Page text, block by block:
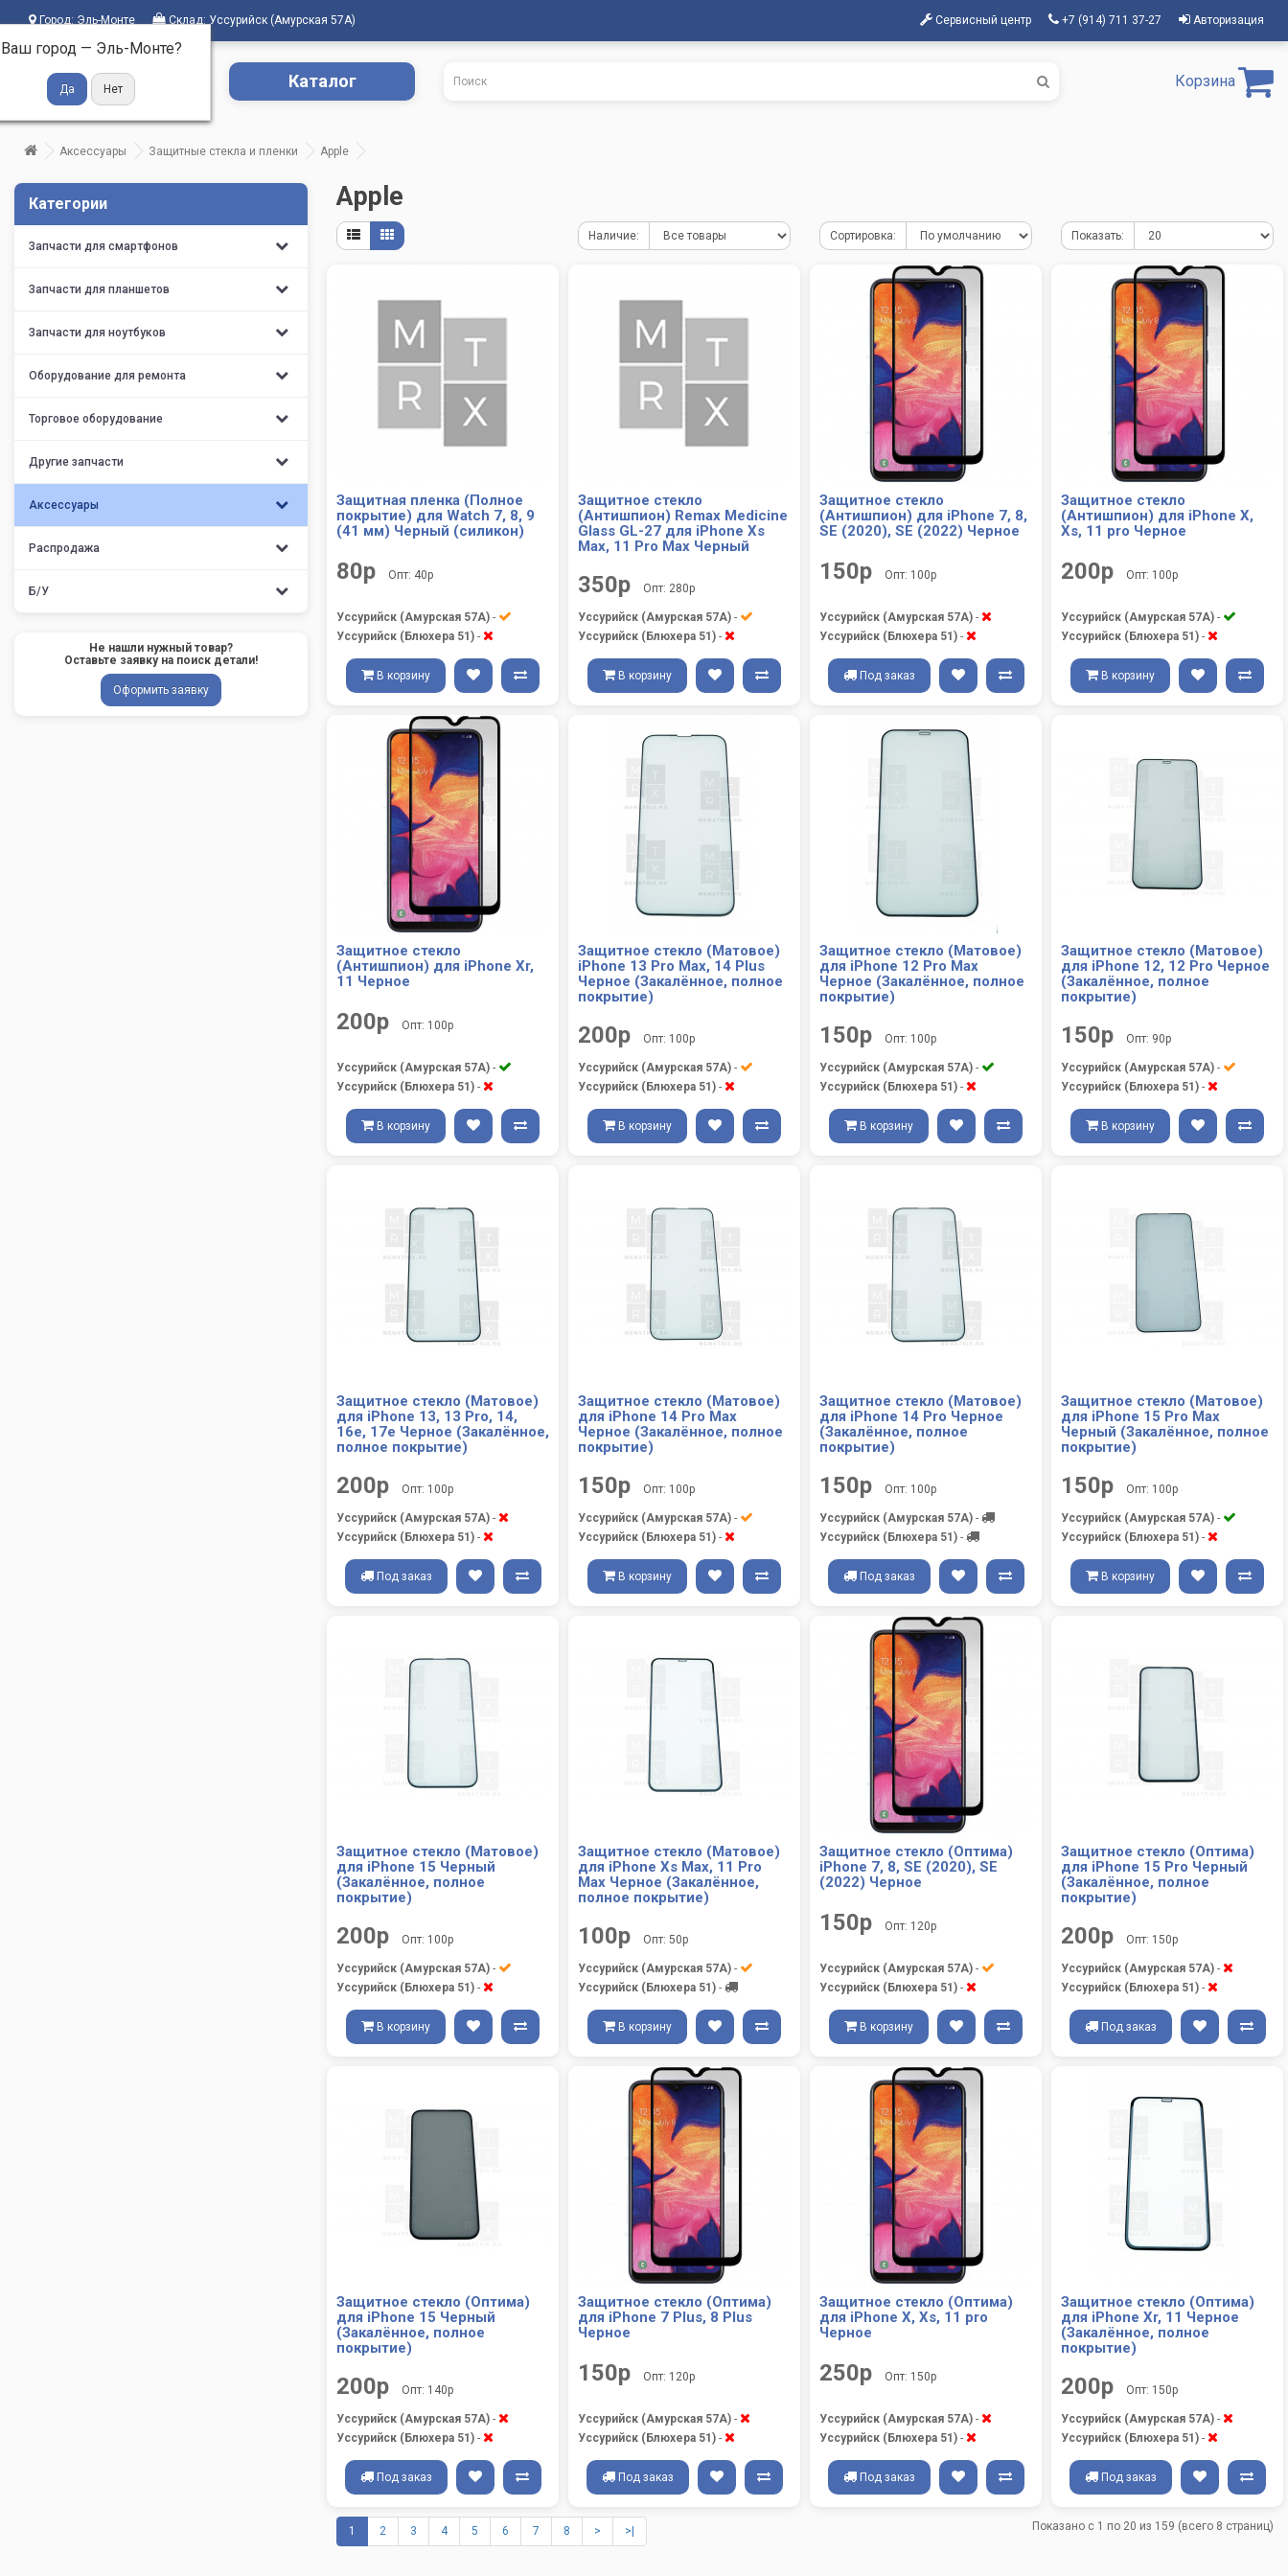
Город: Эль-Монте
Ваш город — Эль-Монте?
Склад: Уссурийск (Амурская 57А) Сервисный центр +7 (914) 711 37-27 Авторизация
Каталог Корзина
Аксессуары Защитные стекла и пленки Apple
Категории
Запчасти для смартфонов
Запчасти для планшетов
Запчасти для ноутбуков
Оборудование для ремонта
Торговое оборудование
Другие запчасти
Аксессуары
Распродажа
Б/У
Не нашли нужный товар?
Оставьте заявку на поиск детали!
Оформить заявку
Apple
Наличие: Сортировка: Показать:
Защитная пленка (Полное
покрытие) для Watch 7, 8, 9
(41 мм) Черный (силикон)
80р Опт: 40р
Уссурийск (Амурская 57А) -
Уссурийск (Блюхера 51) -
В корзину
Защитное стекло
(Антишпион) Remax Medicine
Glass GL-27 для iPhone Xs
Max, 11 Pro Max Черный
350р Опт: 280р
Уссурийск (Амурская 57А) -
Уссурийск (Блюхера 51) -
В корзину
Защитное стекло
(Антишпион) для iPhone 7, 8,
SE (2020), SE (2022) Черное
150р Опт: 100р
Уссурийск (Амурская 57А) -
Уссурийск (Блюхера 51) -
Под заказ
Защитное стекло
(Антишпион) для iPhone X,
Xs, 11 pro Черное
200р Опт: 100р
Уссурийск (Амурская 57А) -
Уссурийск (Блюхера 51) -
В корзину
Защитное стекло
(Антишпион) для iPhone Xr,
11 Черное
200р Опт: 100р
Уссурийск (Амурская 57А) -
Уссурийск (Блюхера 51) -
В корзину
Защитное стекло (Матовое)
iPhone 13 Pro Max, 14 Plus
Черное (Закалённое, полное
покрытие)
200р Опт: 100р
Уссурийск (Амурская 57А) -
Уссурийск (Блюхера 51) -
В корзину
Защитное стекло (Матовое)
для iPhone 12 Pro Max
Черное (Закалённое, полное
покрытие)
150р Опт: 100р
Уссурийск (Амурская 57А) -
Уссурийск (Блюхера 51) -
В корзину
Защитное стекло (Матовое)
для iPhone 12, 12 Pro Черное
(Закалённое, полное
покрытие)
150р Опт: 90р
Уссурийск (Амурская 57А) -
Уссурийск (Блюхера 51) -
В корзину
Защитное стекло (Матовое)
для iPhone 13, 13 Pro, 14,
16e, 17e Черное (Закалённое,
полное покрытие)
200р Опт: 100р
Уссурийск (Амурская 57А) -
Уссурийск (Блюхера 51) -
Под заказ
Защитное стекло (Матовое)
для iPhone 14 Pro Max
Черное (Закалённое, полное
покрытие)
150р Опт: 100р
Уссурийск (Амурская 57А) -
Уссурийск (Блюхера 51) -
В корзину
Защитное стекло (Матовое)
для iPhone 14 Pro Черное
(Закалённое, полное
покрытие)
150р Опт: 100р
Уссурийск (Амурская 57А) -
Уссурийск (Блюхера 51) -
Под заказ
Защитное стекло (Матовое)
для iPhone 15 Pro Max
Черный (Закалённое, полное
покрытие)
150р Опт: 100р
Уссурийск (Амурская 57А) -
Уссурийск (Блюхера 51) -
В корзину
Защитное стекло (Матовое)
для iPhone 15 Черный
(Закалённое, полное
покрытие)
200р Опт: 100р
Уссурийск (Амурская 57А) -
Уссурийск (Блюхера 51) -
В корзину
Защитное стекло (Матовое)
для iPhone Xs Max, 11 Pro
Max Черное (Закалённое,
полное покрытие)
100р Опт: 50р
Уссурийск (Амурская 57А) -
Уссурийск (Блюхера 51) -
В корзину
Защитное стекло (Оптима)
iPhone 7, 8, SE (2020), SE
(2022) Черное
150р Опт: 120р
Уссурийск (Амурская 57А) -
Уссурийск (Блюхера 51) -
В корзину
Защитное стекло (Оптима)
для iPhone 15 Pro Черный
(Закалённое, полное
покрытие)
200р Опт: 150р
Уссурийск (Амурская 57А) -
Уссурийск (Блюхера 51) -
Под заказ
Защитное стекло (Оптима)
для iPhone 15 Черный
(Закалённое, полное
покрытие)
200р Опт: 140р
Уссурийск (Амурская 57А) -
Уссурийск (Блюхера 51) -
Под заказ
Защитное стекло (Оптима)
для iPhone 7 Plus, 8 Plus
Черное
150р Опт: 120р
Уссурийск (Амурская 57А) -
Уссурийск (Блюхера 51) -
Под заказ
Защитное стекло (Оптима)
для iPhone X, Xs, 11 pro
Черное
250р Опт: 150р
Уссурийск (Амурская 57А) -
Уссурийск (Блюхера 51) -
Под заказ
Защитное стекло (Оптима)
для iPhone Xr, 11 Черное
(Закалённое, полное
покрытие)
200р Опт: 150р
Уссурийск (Амурская 57А) -
Уссурийск (Блюхера 51) -
Под заказ
1 2 3 4 5 6 7 8 > >| Показано с 1 по 20 из 159 (всего 8 страниц)